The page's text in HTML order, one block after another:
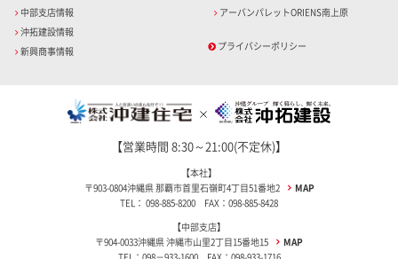
中部支店情報
沖拓建設情報
新興商事情報
アーバンパレットORIENS南上原
プライバシーポリシー
【営業時間 8:30～21:00(不定休)】
【本社】
〒903-0804沖縄県 那覇市首里石嶺町4丁目51番地2
MAP
TEL： 098-885-8200 FAX：098-885-8428
【中部支店】
〒904-0033沖縄県 沖縄市山里2丁目15番地15
MAP